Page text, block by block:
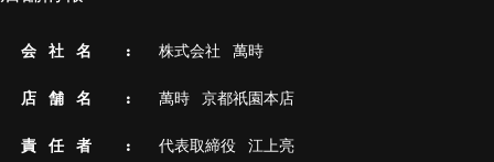
会 社 名 株式会社 萬時
店 舗 名 萬時 京都祇園本店
責 任 者 代表取締役 江上亮